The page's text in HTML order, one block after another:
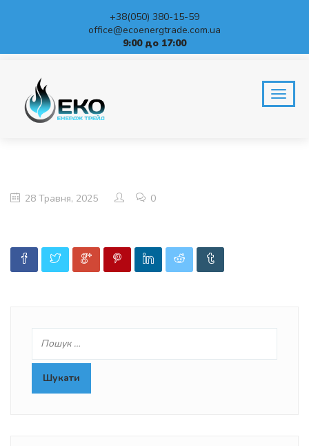
+38(050) 380-15-59
office@ecoenergtrade.com.ua
9:00 до 17:00
BLOG Home
28 Травня, 2025 0